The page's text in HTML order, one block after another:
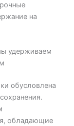
на
удерживаем
обусловлена
обладающие